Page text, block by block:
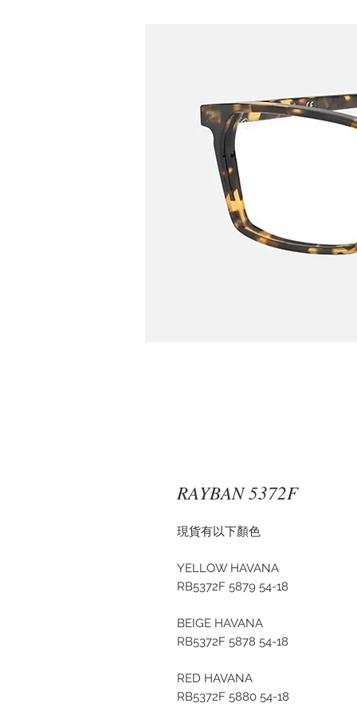
RAYBAN 5372F
現貨有以下顏色
YELLOW HAVANA
RB5372F 5879 54-18
BEIGE HAVANA
RB5372F 5878 54-18
RED HAVANA
RB5372F 5880 54-18